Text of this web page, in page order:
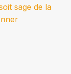
sage de la